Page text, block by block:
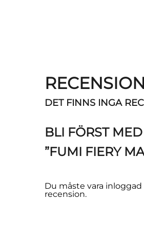
DET FINNS INGA
BLI FÖRST
”FUMI FIERY
Du måste vara inloggad
recension.